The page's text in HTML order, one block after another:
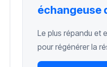
échangeuse
Le plus répandu et
pour régénérer la